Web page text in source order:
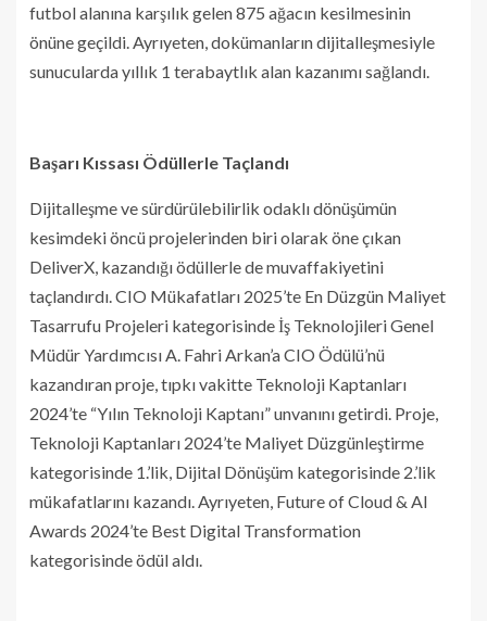
futbol alanına karşılık gelen 875 ağacın kesilmesinin
önüne geçildi. Ayrıyeten, dokümanların dijitalleşmesiyle
sunucularda yıllık 1 terabaytlık alan kazanımı sağlandı.
Başarı Kıssası Ödüllerle Taçlandı
Dijitalleşme ve sürdürülebilirlik odaklı dönüşümün
kesimdeki öncü projelerinden biri olarak öne çıkan
DeliverX, kazandığı ödüllerle de muvaffakiyetini
taçlandırdı. CIO Mükafatları 2025’te En Düzgün Maliyet
Tasarrufu Projeleri kategorisinde İş Teknolojileri Genel
Müdür Yardımcısı A. Fahri Arkan’a CIO Ödülü’nü
kazandıran proje, tıpkı vakitte Teknoloji Kaptanları
2024’te “Yılın Teknoloji Kaptanı” unvanını getirdi. Proje,
Teknoloji Kaptanları 2024’te Maliyet Düzgünleştirme
kategorisinde 1.’lik, Dijital Dönüşüm kategorisinde 2.’lik
mükafatlarını kazandı. Ayrıyeten, Future of Cloud & AI
Awards 2024’te Best Digital Transformation
kategorisinde ödül aldı.